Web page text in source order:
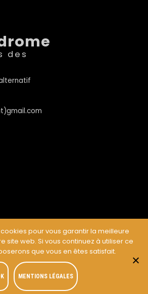
des
2022 - Webdesign :Cereal Concept
pour vous garantir la meilleure
site web. Si vous continuez à utiliser ce
que vous en êtes satisfait.
MENTIONS LÉGALES